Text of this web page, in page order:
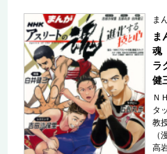
ま
ま
魂
ラ
健
Ｎ
タ
教
（
高